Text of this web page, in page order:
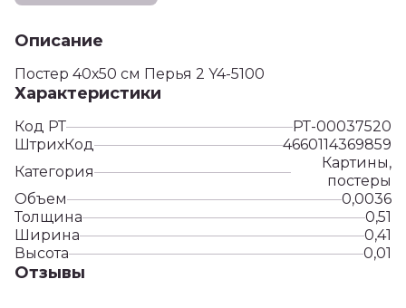
Описание
Постер 40х50 см Перья 2 Y4-5100
Характеристики
Код РТ
РТ-00037520
ШтрихКод
4660114369859
Категория
Картины,
постеры
Объем
0,0036
Толщина
0,51
Ширина
0,41
Высота
0,01
Отзывы